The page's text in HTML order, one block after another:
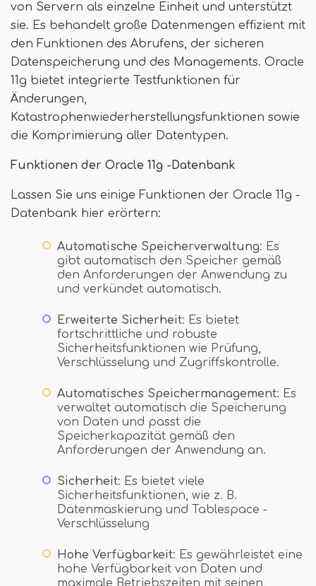
von Servern als einzelne Einheit und unterstützt
sie. Es behandelt große Datenmengen effizient mit
den Funktionen des Abrufens, der sicheren
Datenspeicherung und des Managements. Oracle
11g bietet integrierte Testfunktionen für
Änderungen,
Katastrophenwiederherstellungsfunktionen sowie
die Komprimierung aller Datentypen.
Funktionen der Oracle 11g -Datenbank
Lassen Sie uns einige Funktionen der Oracle 11g -
Datenbank hier erörtern:
Automatische Speicherverwaltung: Es
gibt automatisch den Speicher gemäß
den Anforderungen der Anwendung zu
und verkündet automatisch.
Erweiterte Sicherheit: Es bietet
fortschrittliche und robuste
Sicherheitsfunktionen wie Prüfung,
Verschlüsselung und Zugriffskontrolle.
Automatisches Speichermanagement: Es
verwaltet automatisch die Speicherung
von Daten und passt die
Speicherkapazität gemäß den
Anforderungen der Anwendung an.
Sicherheit: Es bietet viele
Sicherheitsfunktionen, wie z. B.
Datenmaskierung und Tablespace -
Verschlüsselung
Hohe Verfügbarkeit: Es gewährleistet eine
hohe Verfügbarkeit von Daten und
maximale Betriebszeiten mit seinen